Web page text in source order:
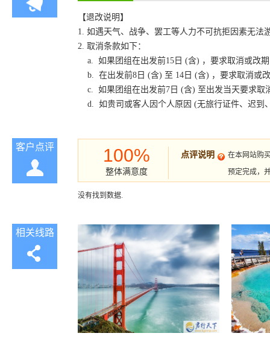
【退改说明】
1. 如遇天气、战争、罢工等人力不可抗拒因素无
2. 取消条款如下：
a. 如果团组在出发前15日 (含) ，要求取消或改
b. 在出发前8日 (含) 至 14日 (含) ，要求取消或
c. 如果团组在出发前7日 (含) 至出发当天要求取
d. 如贵司或客人因个人原因 (无旅行证件、迟到
客户点评 100%
整体满意度
点评说明
在本网站购
预定完成，
没有找到数据.
相关线路